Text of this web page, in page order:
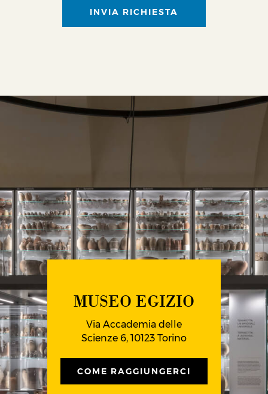
INVIA RICHIESTA
MUSEO EGIZIO
Via Accademia delle
Scienze 6, 10123 Torino
COME RAGGIUNGERCI